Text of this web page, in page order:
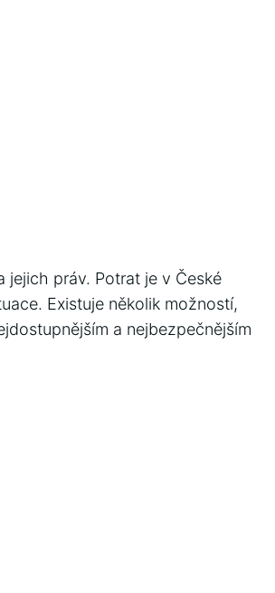
jejich práv. Potrat je v České
Existuje několik možností,
a nejbezpečnějším